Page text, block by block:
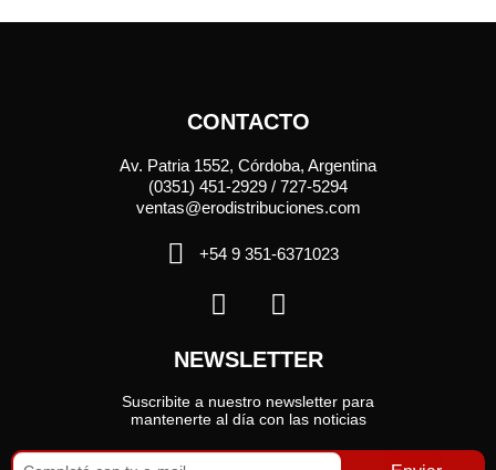
CONTACTO
Av. Patria 1552, Córdoba, Argentina
(0351) 451-2929 / 727-5294
ventas@erodistribuciones.com
+54 9 351-6371023
NEWSLETTER
Suscribite a nuestro newsletter para
mantenerte al día con las noticias